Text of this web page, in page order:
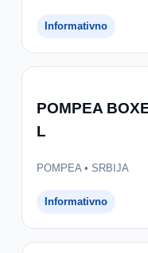
Informativno
POMPEA
L
POMPEA • SRBIJA
Informativno